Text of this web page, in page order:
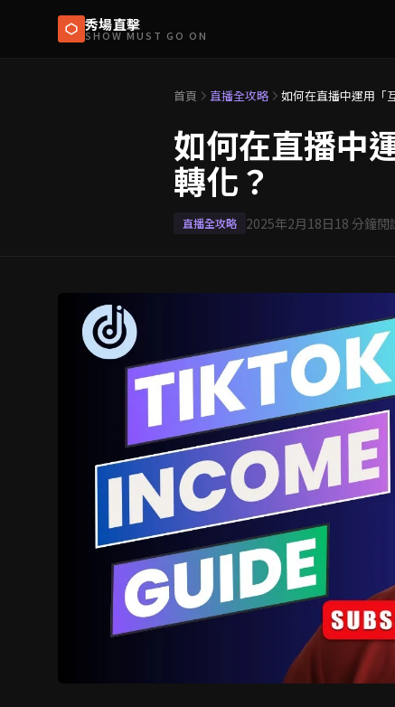
秀場直擊
SHOW MUST GO ON
首頁 直播全攻略 如何在直播中運用「
如何在直播中
轉化？
直播全攻略 2025年2月18日18 分鐘閱